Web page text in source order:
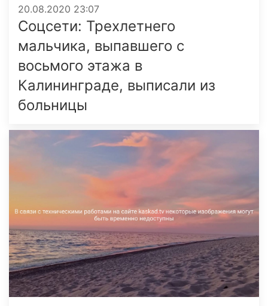
20.08.2020 23:07
Соцсети: Трехлетнего
мальчика, выпавшего с
восьмого этажа в
Калининграде, выписали из
больницы